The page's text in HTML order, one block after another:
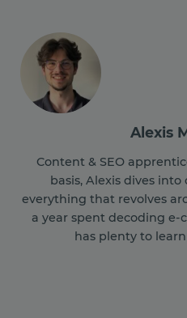
Alexis
Content & SEO
basis, Alexis dives
everything that revolves
a year spent decoding e-
has plenty to